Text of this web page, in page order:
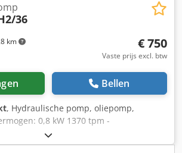
km
36
€ 750
Vaste prijs excl. btw
Bellen
, Hydraulische pomp, oliepomp,
0,8 kW 1370 tpm -
-Maten: Ø 154/H485 mm Csdpfed
26 kg